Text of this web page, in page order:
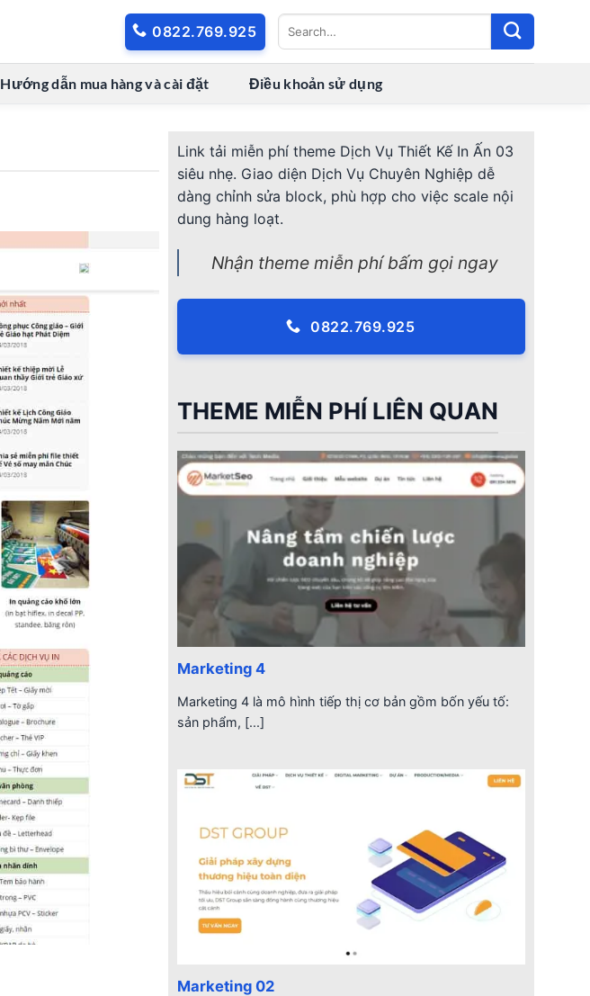
0822.769.925
Hướng dẫn mua hàng và cài đặt Điều khoản sử dụng
Link tải miễn phí theme Dịch Vụ Thiết Kế In Ấn 03
siêu nhẹ. Giao diện Dịch Vụ Chuyên Nghiệp dễ
dàng chỉnh sửa block, phù hợp cho việc scale nội
dung hàng loạt.
Nhận theme miễn phí bấm gọi ngay
0822.769.925
THEME MIỄN PHÍ LIÊN QUAN
Marketing 4
Marketing 4 là mô hình tiếp thị cơ bản gồm bốn yếu tố:
sản phẩm, [...]
Marketing 02